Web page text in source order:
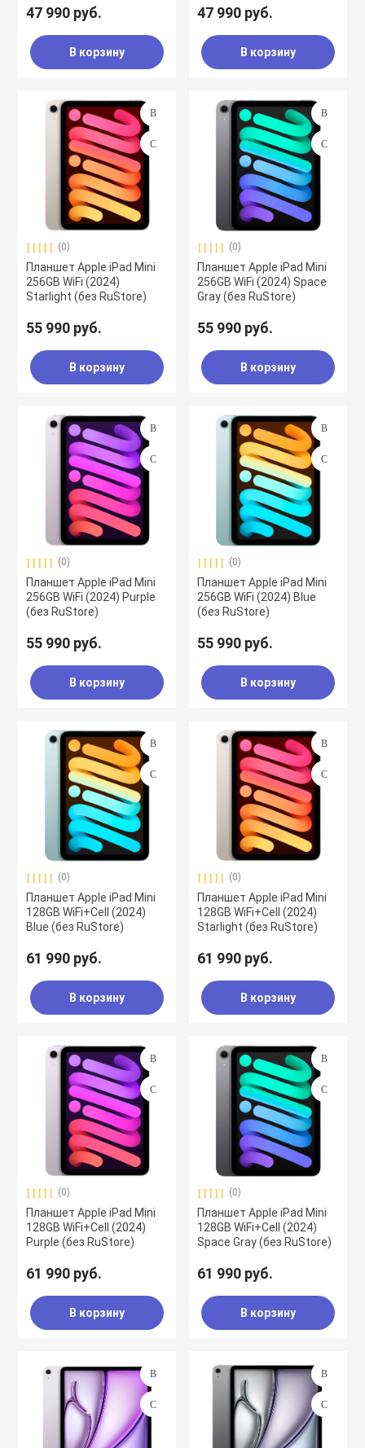
47 990 руб.
В корзину
47 990 руб.
В корзину
(0)
Планшет Apple iPad Mini
256GB WiFi (2024)
Starlight (без RuStore)
55 990 руб.
В корзину
(0)
Планшет Apple iPad Mini
256GB WiFi (2024) Space
Gray (без RuStore)
55 990 руб.
В корзину
(0)
Планшет Apple iPad Mini
256GB WiFi (2024) Purple
(без RuStore)
55 990 руб.
В корзину
(0)
Планшет Apple iPad Mini
256GB WiFi (2024) Blue
(без RuStore)
55 990 руб.
В корзину
(0)
Планшет Apple iPad Mini
128GB WiFi+Cell (2024)
Blue (без RuStore)
61 990 руб.
В корзину
(0)
Планшет Apple iPad Mini
128GB WiFi+Cell (2024)
Starlight (без RuStore)
61 990 руб.
В корзину
(0)
Планшет Apple iPad Mini
128GB WiFi+Cell (2024)
Purple (без RuStore)
61 990 руб.
В корзину
(0)
Планшет Apple iPad Mini
128GB WiFi+Cell (2024)
Space Gray (без RuStore)
61 990 руб.
В корзину